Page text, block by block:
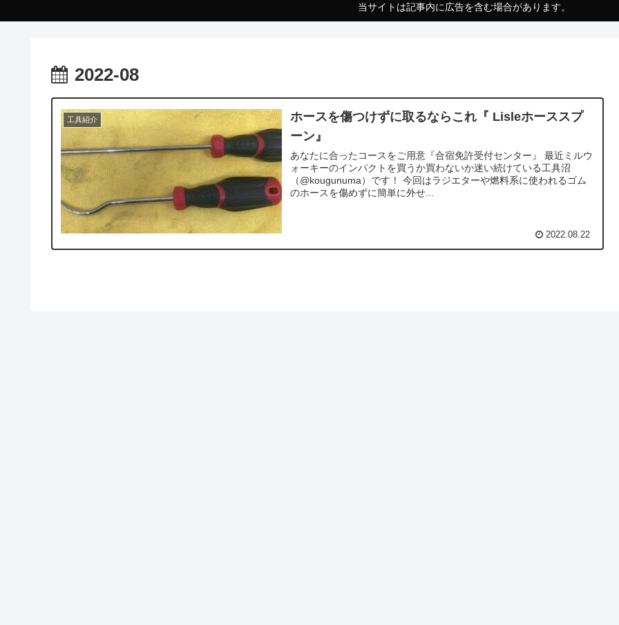
当サイトは記事内に広告を含む場合があります。
2022-08
工具紹介
ホースを傷つけずに取るならこれ『 Lisleホーススプ
ーン』
あなたに合ったコースをご用意『合宿免許受付センター』 最近ミルウ
ォーキーのインパクトを買うか買わないか迷い続けている工具沼
（@kougunuma）です！ 今回はラジエターや燃料系に使われるゴム
のホースを傷めずに簡単に外せ...
2022.08.22